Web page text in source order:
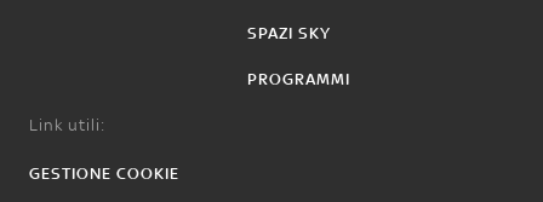
SPAZI SKY
PROGRAMMI
Link utili:
GESTIONE COOKIE